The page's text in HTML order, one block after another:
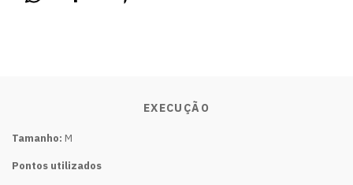
EXECUÇÃO
Tamanho: M
Pontos utilizados